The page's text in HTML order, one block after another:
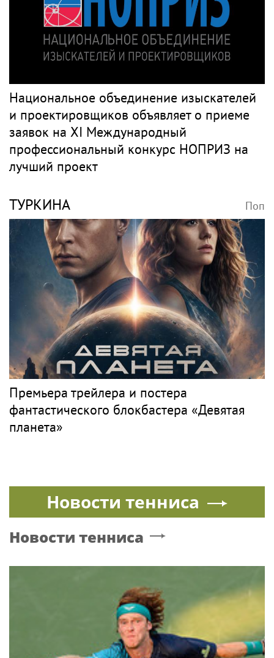
Национальное объединение изыскателей
и проектировщиков объявляет о приеме
заявок на XI Международный
профессиональный конкурс НОПРИЗ на
лучший проект
ТУРКИНА Поп
Премьера трейлера и постера
фантастического блокбастера «Девятая
планета»
Новости тенниса
Новости тенниса